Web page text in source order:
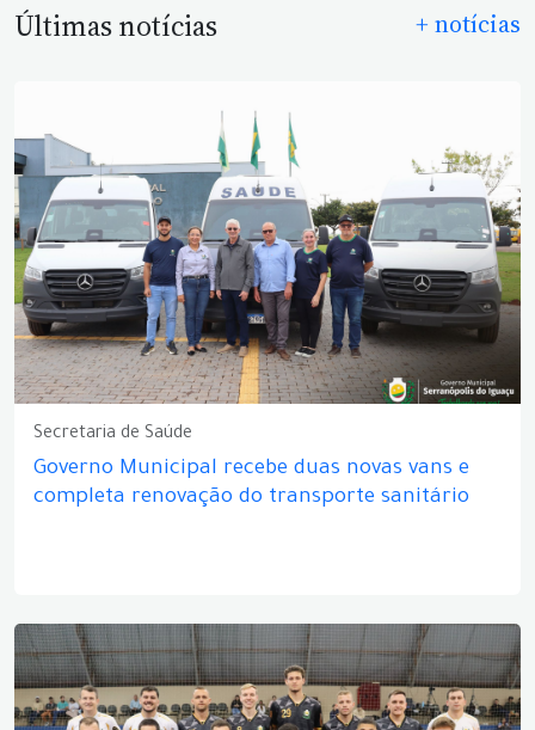
Últimas notícias + notícias
Secretaria de Saúde
Governo Municipal recebe duas novas vans e
completa renovação do transporte sanitário